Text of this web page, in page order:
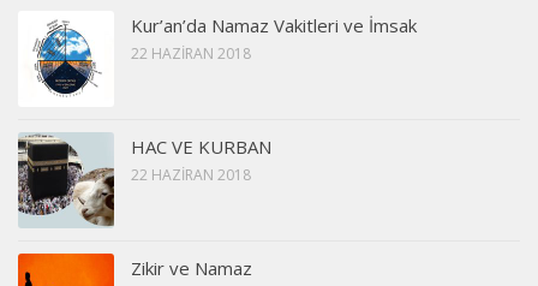
Kur’an’da Namaz Vakitleri ve İmsak
22 HAZIRAN 2018
HAC VE KURBAN
22 HAZIRAN 2018
Zikir ve Namaz